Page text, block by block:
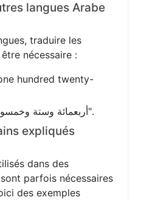
langues Arabe
traduire les
nécessaire :
hundred twenty-
En arabe : 456 → "أربعمائة وستة وخمسون".
expliqués
dans des
parfois nécessaires
des exemples